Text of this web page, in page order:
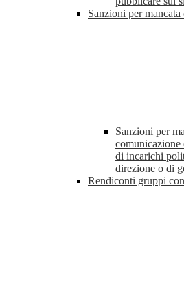
Sanzioni per
Sanzioni per
comunicazione
di incarichi
direzione o di
Rendiconti gruppi